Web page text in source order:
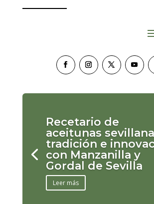
Recetario de
aceitunas
tradición e
con Manzanilla y
Gordal de Sevilla
Leer más